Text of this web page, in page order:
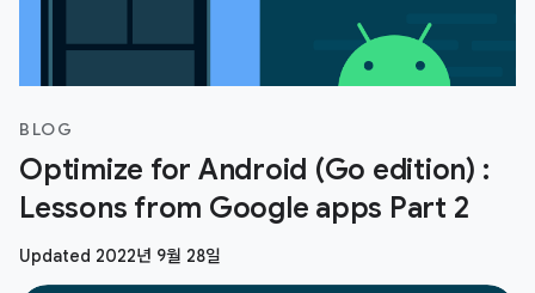
BLOG
Optimize for Android (Go edition) :
Lessons from Google apps Part 2
Updated 2022년 9월 28일